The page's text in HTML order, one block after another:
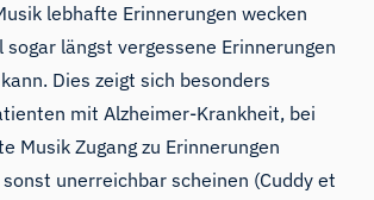
lebhafte Erinnerungen wecken
sogar längst vergessene Erinnerungen
Dies zeigt sich besonders
mit Alzheimer-Krankheit, bei
Musik Zugang zu Erinnerungen
unerreichbar scheinen (Cuddy et